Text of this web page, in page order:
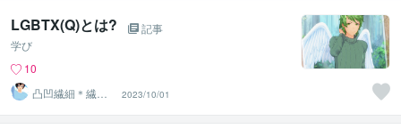
LGBTX(Q)とは?
記事
学び
10
凸凹繊細＊繊細
親子発達親子の
お話相手
2023/10/01